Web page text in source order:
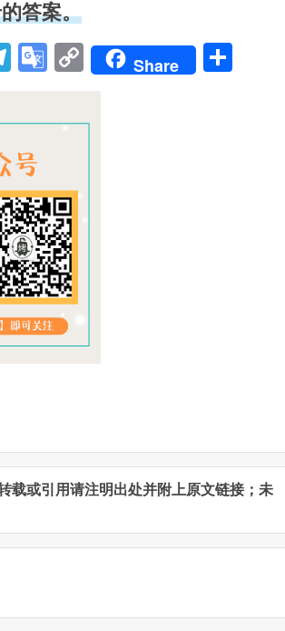
答案。
Telegram
Google
CopyShare
载或引用请注明出处并附上原文链接；未